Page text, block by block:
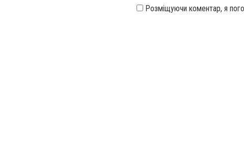
Розміщуючи коментар, я